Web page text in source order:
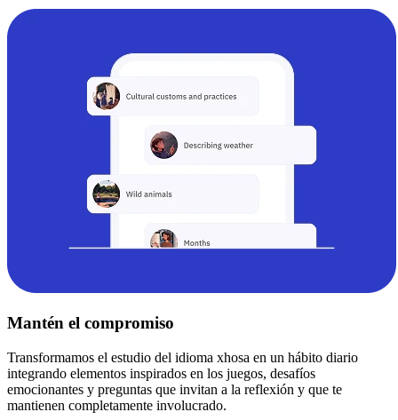
Mantén el compromiso
Transformamos el estudio del idioma xhosa en un hábito diario
integrando elementos inspirados en los juegos, desafíos
emocionantes y preguntas que invitan a la reflexión y que te
mantienen completamente involucrado.